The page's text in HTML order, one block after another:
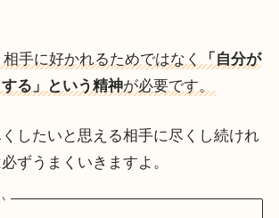
手に好かれるためではなく
「自分が
る」という精神が必要です。
したいと思える相手に尽くし続けれ
ずうまくいきますよ。